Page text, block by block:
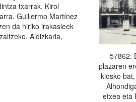
57862:
plazaren
kiosko
etxea eta
txarrak, Kirol
Guillermo Martínez
da hiriko irakasleek
Aldizkaria,